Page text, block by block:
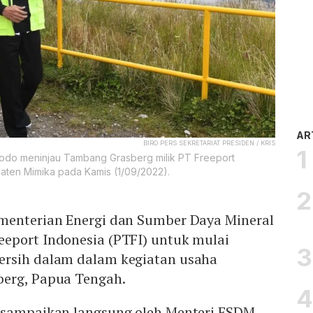
BIRO PERS SEKRETARIAT PRESIDEN / KRIS
meninjau Tambang Grasberg milik PT Freeport
Mimika pada Kamis (1/09/2022).
Energi dan Sumber Daya Mineral
Indonesia (PTFI) untuk mulai
dalam dalam kegiatan usaha
Papua Tengah.